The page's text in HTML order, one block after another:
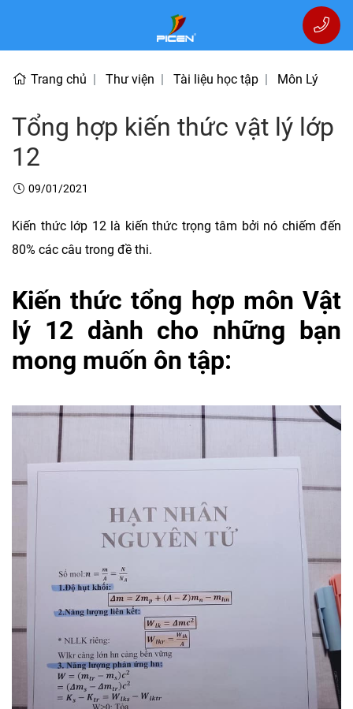
Trang chủ Thư viện Tài liệu học tập Môn Lý
Tổng hợp kiến thức vật lý lớp
12
09/01/2021
Kiến thức lớp 12 là kiến thức trọng tâm bởi nó chiếm đến
80% các câu trong đề thi.
Kiến thức tổng hợp môn Vật
lý 12 dành cho những bạn
mong muốn ôn tập: